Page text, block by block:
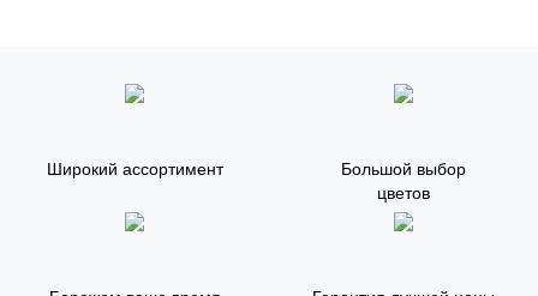
Широкий ассортимент
Большой выбор
цветов